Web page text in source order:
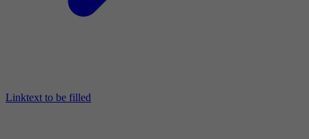
Linktext to be filled